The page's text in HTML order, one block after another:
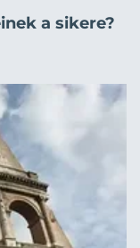
a sikere?